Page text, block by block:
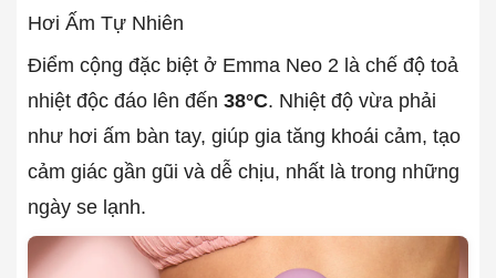
Hơi Ấm Tự Nhiên
Điểm cộng đặc biệt ở Emma Neo 2 là chế độ toả
nhiệt độc đáo lên đến 38°C. Nhiệt độ vừa phải
như hơi ấm bàn tay, giúp gia tăng khoái cảm, tạo
cảm giác gần gũi và dễ chịu, nhất là trong những
ngày se lạnh.